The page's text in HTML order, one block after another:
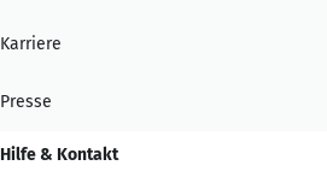
Karriere
Presse
Hilfe & Kontakt